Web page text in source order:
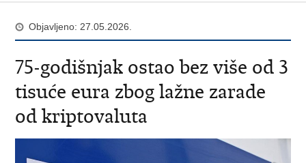
Objavljeno: 27.05.2026.
75-godišnjak ostao bez više od 3
tisuće eura zbog lažne zarade
od kriptovaluta